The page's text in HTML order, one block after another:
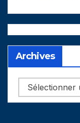
Archives
Archives